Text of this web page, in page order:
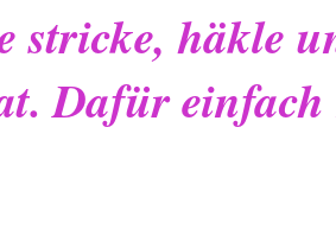
stricke, häkle
Dafür